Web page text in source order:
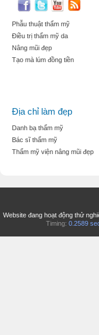
Phẫu thuật thẩm mỹ
Điều trị thẩm mỹ da
Nâng mũi đẹp
Tạo mà lúm đồng tiền
Địa chỉ làm đẹp
Danh bạ thẩm mỹ
Bác sĩ thẩm mỹ
Thẩm mỹ viện nâng mũi đẹp
Website đang hoạt động thử
Timing: 0.2589